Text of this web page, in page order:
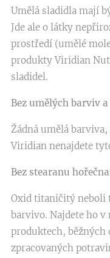
Umělá sladidla mají
Jde ale o látky
prostředí (umělé
produkty Viridian
sladidel.
Bez umělých barviv
Žádná umělá
Viridian nenajdete
Bez stearanu
Oxid titaničitý neboli
barvivo. Najdete ho
produktech,
zpracovaných